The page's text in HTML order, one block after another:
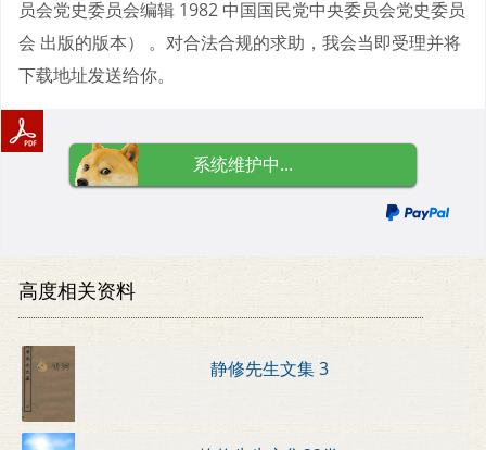
员会党史委员会编辑 1982 中国国民党中央委员会党史委员
会 出版的版本） 。对合法合规的求助，我会当即受理并将
下载地址发送给你。
系统维护中...
高度相关资料
静修先生文集 3